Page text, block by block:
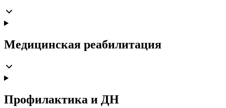
Медицинская реабилитация
Профилактика и ДН